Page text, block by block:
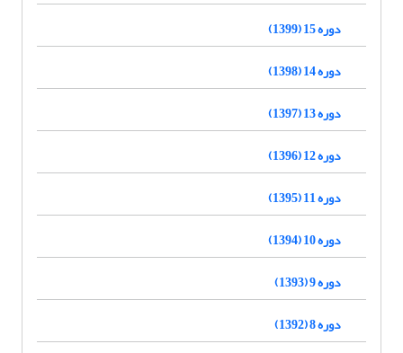
دوره 15 (1399)
دوره 14 (1398)
دوره 13 (1397)
دوره 12 (1396)
دوره 11 (1395)
دوره 10 (1394)
دوره 9 (1393)
دوره 8 (1392)